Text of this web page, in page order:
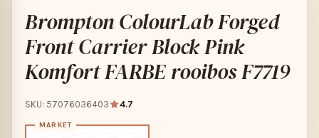
Brompton ColourLab Forged
Front Carrier Block Pink
Komfort FARBE rooibos F7719
SKU: 57076036403 4.7